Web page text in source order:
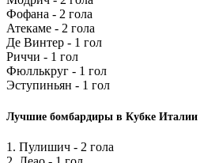
Фофана - 2 гола
Атекаме - 2 гола
Де Винтер - 1 гол
Риччи - 1 гол
Фюллькруг - 1 гол
Эступиньян - 1 гол
Лучшие бомбардиры в Кубке Италии
1. Пулишич - 2 гола